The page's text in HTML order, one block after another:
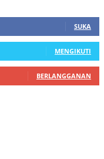
SUKA
MENGIKUTI
BERLANGGANAN